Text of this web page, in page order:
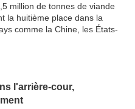
million de tonnes de viande
la huitième place dans la
comme la Chine, les États-
l'arrière-cour,